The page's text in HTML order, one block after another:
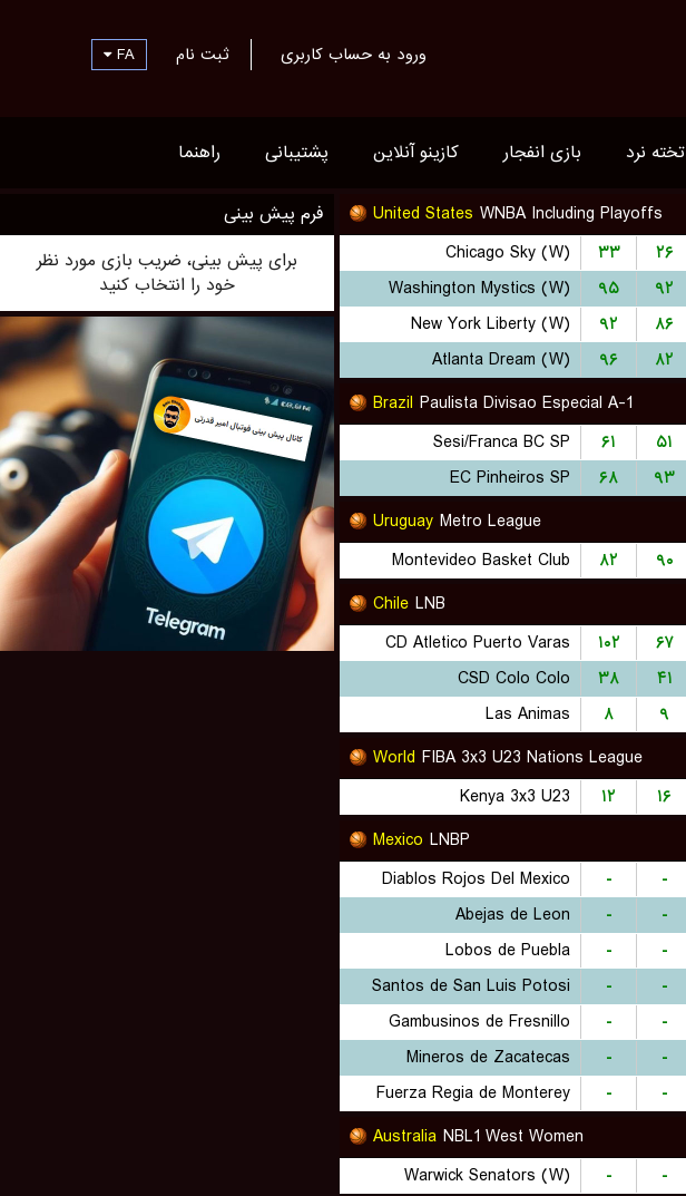
ورود به حساب کاربری ثبت نام FA
تخته نرد بازی انفجار کازینو آنلاین پشتیبانی راهنما
United States WNBA Including Playoffs
Chicago Sky (W)
۳۳ ۲۶
Washington Mystics (W)
۹۵ ۹۲
New York Liberty (W)
۹۲ ۸۶
Atlanta Dream (W)
۹۶ ۸۲
Brazil Paulista Divisao Especial A-1
Sesi/Franca BC SP
۶۱ ۵۱
EC Pinheiros SP
۶۸ ۹۳
Uruguay Metro League
Montevideo Basket Club
۸۲ ۹۰
Chile LNB
CD Atletico Puerto Varas
۱۰۲ ۶۷
CSD Colo Colo
۳۸ ۴۱
Las Animas
۸ ۹
World FIBA 3x3 U23 Nations League
Kenya 3x3 U23
۱۲ ۱۶
Mexico LNBP
Diablos Rojos Del Mexico
- -
Abejas de Leon
- -
Lobos de Puebla
- -
Santos de San Luis Potosi
- -
Gambusinos de Fresnillo
- -
Mineros de Zacatecas
- -
Fuerza Regia de Monterey
- -
Australia NBL1 West Women
Warwick Senators (W)
- -
فرم پیش بینی
برای پیش بینی، ضریب بازی مورد نظر
خود را انتخاب کنید